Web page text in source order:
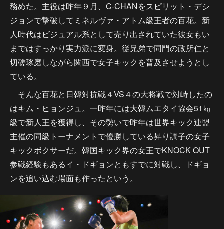
務めた。主役は昨年９月、C-CHANをスピリット・デシ
ジョンで撃破してミネルヴァ・アトム級王者の百花。新
人時代はビジュアル系として売り出されていた彼女もい
まではすっかり実力派に変身。従兄弟で同門の政所仁と
切磋琢磨しながら関西で女子キックを普及させようとし
ている。
そんな百花と日韓対抗戦４VS４の大将戦で対峙したの
はキム・ヒョンジュ。一昨年には大韓ムエタイ協会51㎏
級で新人王を獲得し、その勢いで昨年は世界キック連盟
主催の同級トーナメントで優勝している昇り調子の女子
キックボクサーだ。韓国キック界の女王でKNOCK OUT
参戦経験もあるイ・ドギョンともすでに対戦し、ドギョ
ンを追い込む場面も作ったという。